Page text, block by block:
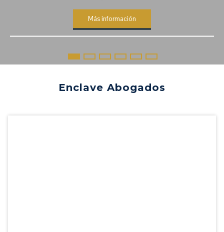
Más información
Enclave Abogados